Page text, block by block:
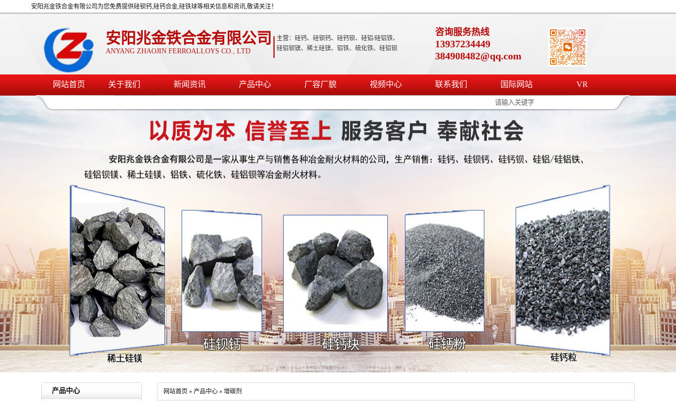
安阳兆金铁合金有限公司为您免费提供硅钡钙,硅钙合金,硅铁球等相关信息和资讯,敬请关注！
安阳兆金铁合金有限公司
ANYANG ZHAOJIN FERROALLOYS CO., LTD | 主营：硅钙、硅钡钙、硅钙钡、硅铝/硅铝铁、
硅铝钡镁、稀土硅镁、铝铁、硫化铁、硅铝钡
咨询服务热线
13937234449
384908482@qq.com
网站首页 关于我们 新闻资讯 产品中心 厂容厂貌 视频中心 联系我们 国际网站 VR
产品中心 网站首页 » 产品中心 » 增碳剂